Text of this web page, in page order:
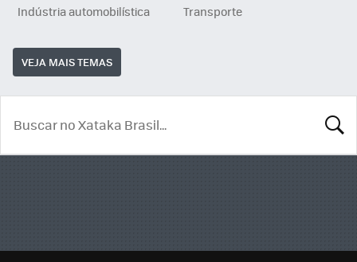
Indústria automobilística
Transporte
VEJA MAIS TEMAS